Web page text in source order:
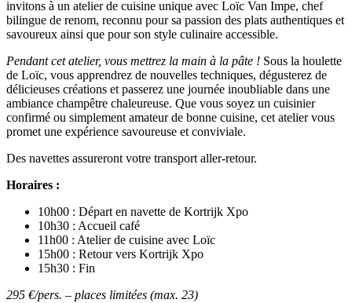
invitons à un atelier de cuisine unique avec Loïc Van Impe, chef
bilingue de renom, reconnu pour sa passion des plats authentiques et
savoureux ainsi que pour son style culinaire accessible.
Pendant cet atelier, vous mettrez la main à la pâte ! Sous la houlette
de Loïc, vous apprendrez de nouvelles techniques, dégusterez de
délicieuses créations et passerez une journée inoubliable dans une
ambiance champêtre chaleureuse. Que vous soyez un cuisinier
confirmé ou simplement amateur de bonne cuisine, cet atelier vous
promet une expérience savoureuse et conviviale.
Des navettes assureront votre transport aller-retour.
Horaires :
10h00 : Départ en navette de Kortrijk Xpo
10h30 : Accueil café
11h00 : Atelier de cuisine avec Loïc
15h00 : Retour vers Kortrijk Xpo
15h30 : Fin
295 €/pers. – places limitées (max. 23)